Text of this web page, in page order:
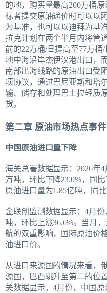
的地，购买量最高200万桶
标者提交原油递价时可以以
为基准，也可以以迪拜为基
拉克计划在两个半月内将管
前的22万桶/日提高至77万桶
地中海沿岸杰伊汉港出口，
南部出海线路的原油出口受
项协议，通过巴尼亚斯和塔
输、储存和处理巴士拉轻质
货。
第二章 原油市场热点事件
中国原油进口量下降
海关总署数据显示：2026年
万吨，环比下降23.0%，同
原油进口量为1.85亿吨，同比
金联创监测数据显示：4月
吨，环比上涨36.6%。当月
航的双重影响，国际原油价
油进口价。
从进口来源国的情况来看，
源国，巴西跳升至第二的位
关数据显示，4月份，中国